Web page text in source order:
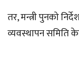
तर, मन्त्री पुनको
व्यवस्थापन समिति